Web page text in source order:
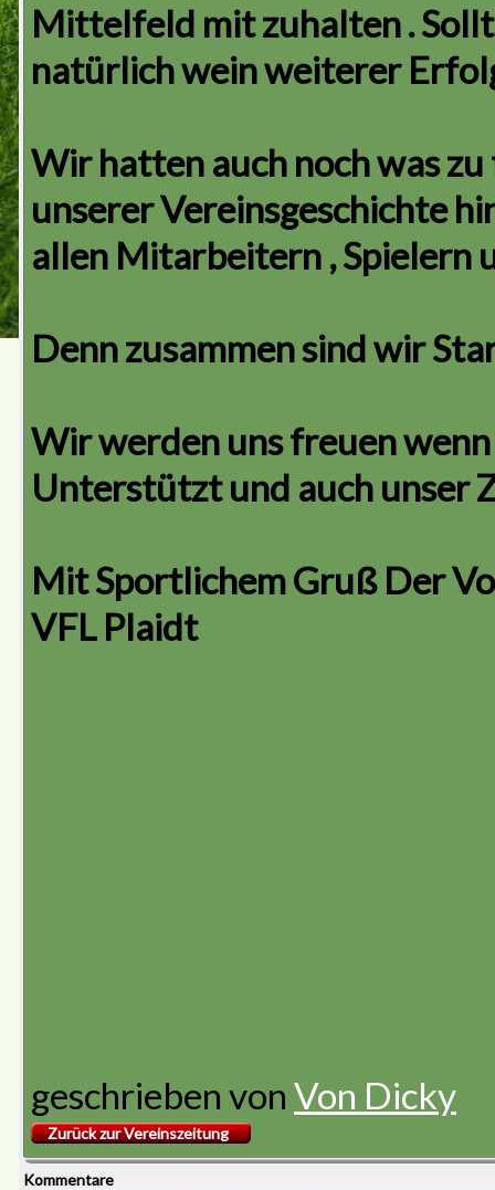
Mittelfeld mit zuhalten .
natürlich wein weiterer
Wir hatten auch noch was
unserer Vereinsgeschichte
allen Mitarbeitern , Spielern
Denn zusammen sind wir
Wir werden uns freuen
Unterstützt und auch unser
Mit Sportlichem Gruß Der
VFL Plaidt
geschrieben von Von Dicky
Zurück zur Vereinszeitung
Kommentare